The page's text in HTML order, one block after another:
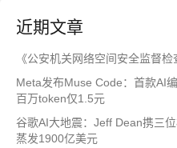
近期文章
《公安机关网络空间安全监督
Meta发布Muse Code：首款AI
百万token仅1.5元
谷歌AI大地震：Jeff Dean携三
蒸发1900亿美元